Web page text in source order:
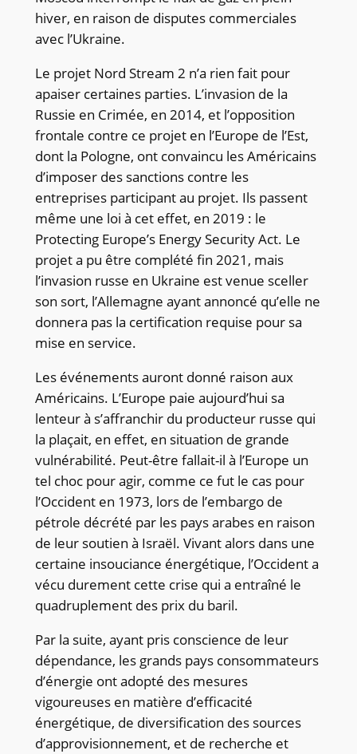
hiver, en raison de disputes commerciales
avec l’Ukraine.
Le projet Nord Stream 2 n’a rien fait pour
apaiser certaines parties. L’invasion de la
Russie en Crimée, en 2014, et l’opposition
frontale contre ce projet en l’Europe de l’Est,
dont la Pologne, ont convaincu les Américains
d’imposer des sanctions contre les
entreprises participant au projet. Ils passent
même une loi à cet effet, en 2019 : le
Protecting Europe’s Energy Security Act. Le
projet a pu être complété fin 2021, mais
l’invasion russe en Ukraine est venue sceller
son sort, l’Allemagne ayant annoncé qu’elle ne
donnera pas la certification requise pour sa
mise en service.
Les événements auront donné raison aux
Américains. L’Europe paie aujourd’hui sa
lenteur à s’affranchir du producteur russe qui
la plaçait, en effet, en situation de grande
vulnérabilité. Peut-être fallait-il à l’Europe un
tel choc pour agir, comme ce fut le cas pour
l’Occident en 1973, lors de l’embargo de
pétrole décrété par les pays arabes en raison
de leur soutien à Israël. Vivant alors dans une
certaine insouciance énergétique, l’Occident a
vécu durement cette crise qui a entraîné le
quadruplement des prix du baril.
Par la suite, ayant pris conscience de leur
dépendance, les grands pays consommateurs
d’énergie ont adopté des mesures
vigoureuses en matière d’efficacité
énergétique, de diversification des sources
d’approvisionnement, et de recherche et